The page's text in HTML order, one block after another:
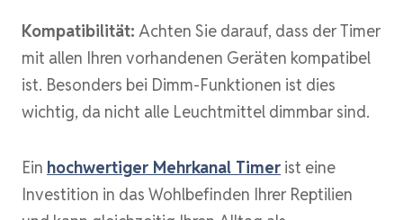
Kompatibilität: Achten Sie darauf, dass der Timer
mit allen Ihren vorhandenen Geräten kompatibel
ist. Besonders bei Dimm-Funktionen ist dies
wichtig, da nicht alle Leuchtmittel dimmbar sind.
Ein hochwertiger Mehrkanal Timer ist eine
Investition in das Wohlbefinden Ihrer Reptilien